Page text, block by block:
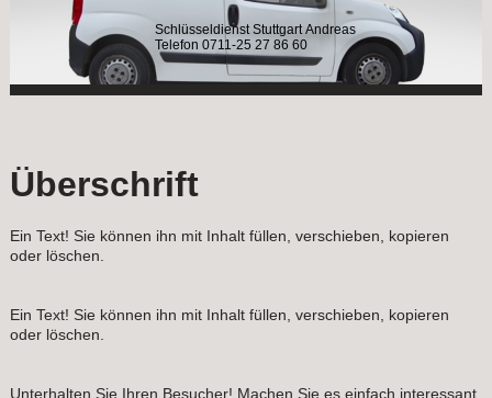
Schlüsseldienst Stuttgart Andreas
Telefon 0711-25 27 86 60
Überschrift
Ein Text! Sie können ihn mit Inhalt füllen, verschieben, kopieren
oder löschen.
Ein Text! Sie können ihn mit Inhalt füllen, verschieben, kopieren
oder löschen.
Unterhalten Sie Ihren Besucher! Machen Sie es einfach interessant